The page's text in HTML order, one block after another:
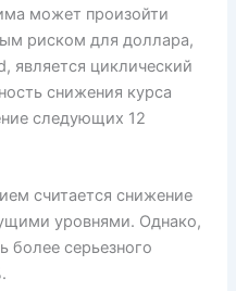
может произойти
риском для доллара,
является циклический
снижения курса
следующих 12
считается снижение
уровнями. Однако,
более серьезного